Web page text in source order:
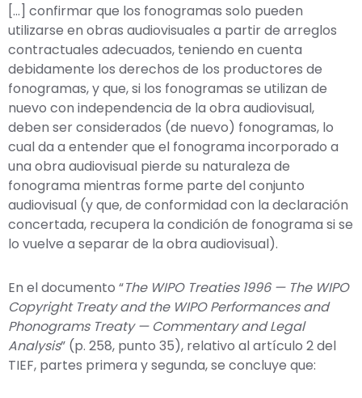
[…] confirmar que los fonogramas solo pueden
utilizarse en obras audiovisuales a partir de arreglos
contractuales adecuados, teniendo en cuenta
debidamente los derechos de los productores de
fonogramas, y que, si los fonogramas se utilizan de
nuevo con independencia de la obra audiovisual,
deben ser considerados (de nuevo) fonogramas, lo
cual da a entender que el fonograma incorporado a
una obra audiovisual pierde su naturaleza de
fonograma mientras forme parte del conjunto
audiovisual (y que, de conformidad con la declaración
concertada, recupera la condición de fonograma si se
lo vuelve a separar de la obra audiovisual).
En el documento “The WIPO Treaties 1996 — The WIPO
Copyright Treaty and the WIPO Performances and
Phonograms Treaty — Commentary and Legal
Analysis” (p. 258, punto 35), relativo al artículo 2 del
TIEF, partes primera y segunda, se concluye que: